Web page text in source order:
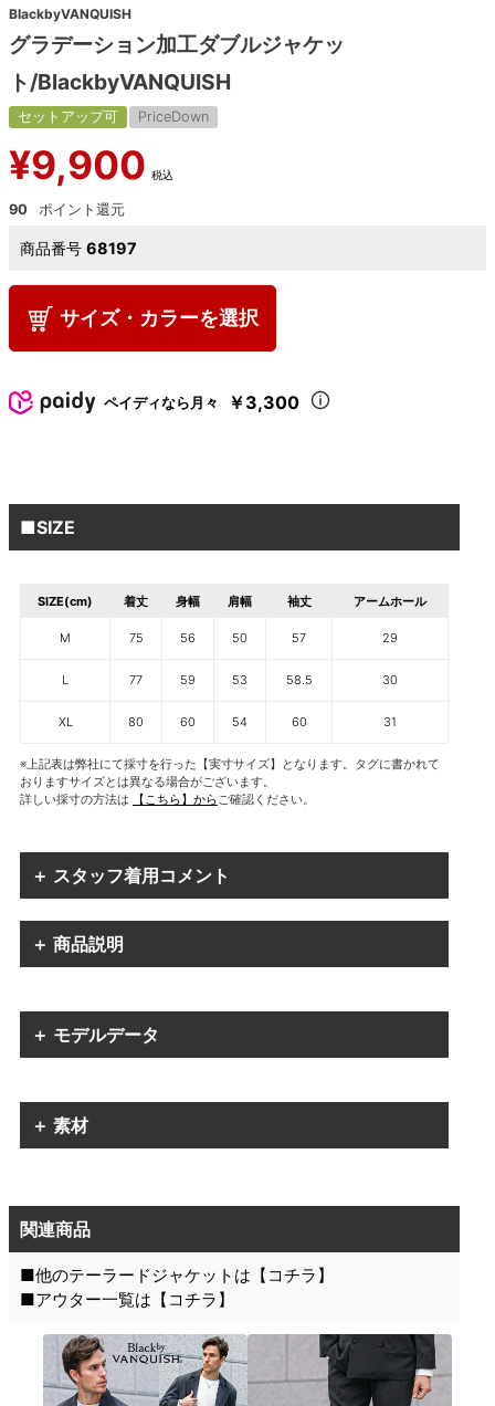
BlackbyVANQUISH
グラデーション加工ダブルジャケッ
ト/BlackbyVANQUISH
セットアップ可 PriceDown
¥9,900 税込
90
商品番号 68197
サイズ・カラーを選択
ペイディなら月々 ￥3,300
■SIZE
SIZE(cm) 着丈 身幅 肩幅 袖丈 アームホール
M 75 56 50 57 29
L 77 59 53 58.5 30
XL 80 60 54 60 31
※上記表は弊社にて採寸を行った【実寸サイズ】となります。タグに書かれて
おりますサイズとは異なる場合がございます。
詳しい採寸の方法は
【こちら】からご確認ください。
＋ スタッフ着用コメント
＋ 商品説明
＋ モデルデータ
＋ 素材
関連商品
■他のテーラードジャケットは【 コチラ 】
■アウター一覧は【 コチラ 】